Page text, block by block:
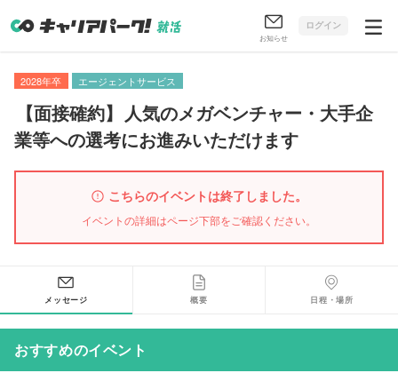
お知らせ
ログイン
2028年卒 エージェントサービス
【面接確約】 人気のメガベンチャー・大手企
業等への選考にお進みいただけます
こちらのイベントは終了しました。
イベントの詳細はページ下部をご確認ください。
メッセージ 概要 日程・場所
おすすめのイベント